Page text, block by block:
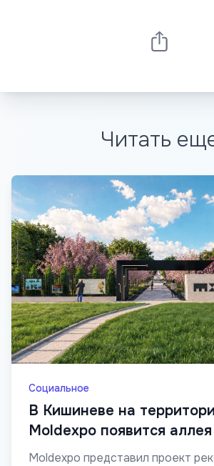
Читать
Социальное
В Кишиневе на
Moldexpo появится
Moldexpo представил проект